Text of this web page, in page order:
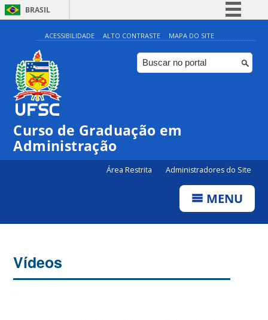
BRASIL
Simplifique!
Comunica BR
Participe
Canais
ACESSIBILIDADE ALTO CONTRASTE MAPA DO SITE
Curso de Graduação em
Administração
Área Restrita Administradores do Site
MENU
Vídeos